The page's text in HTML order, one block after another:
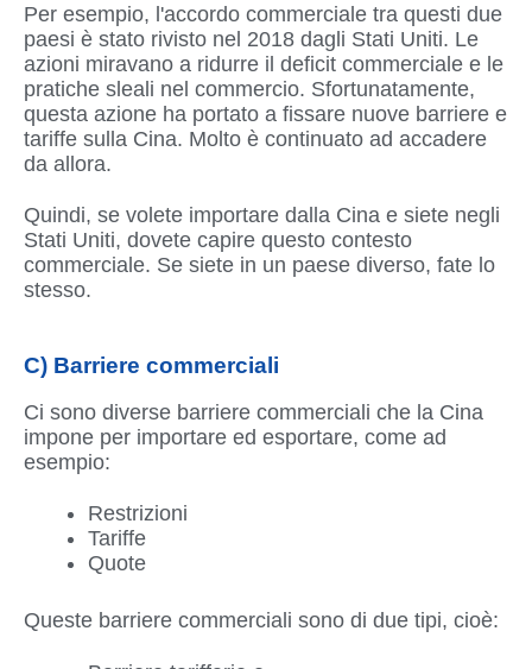
Per esempio, l'accordo commerciale tra questi due
paesi è stato rivisto nel 2018 dagli Stati Uniti. Le
azioni miravano a ridurre il deficit commerciale e le
pratiche sleali nel commercio. Sfortunatamente,
questa azione ha portato a fissare nuove barriere e
tariffe sulla Cina. Molto è continuato ad accadere
da allora.
Quindi, se volete importare dalla Cina e siete negli
Stati Uniti, dovete capire questo contesto
commerciale. Se siete in un paese diverso, fate lo
stesso.
C) Barriere commerciali
Ci sono diverse barriere commerciali che la Cina
impone per importare ed esportare, come ad
esempio:
Restrizioni
Tariffe
Quote
Queste barriere commerciali sono di due tipi, cioè: